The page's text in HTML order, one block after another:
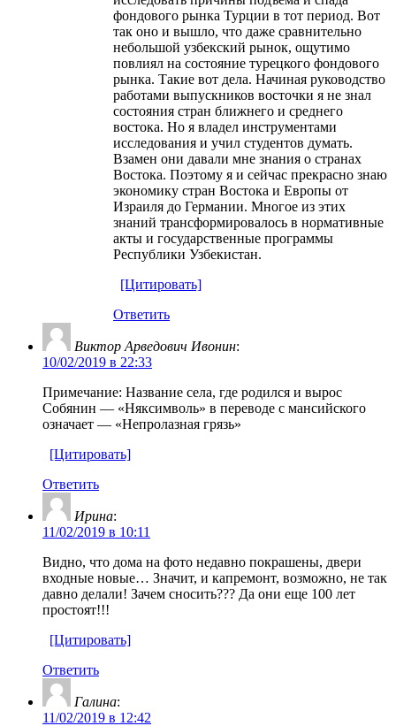
фондового рынка Турции в тот период. Вот
так оно и вышло, что даже сравнительно
небольшой узбекский рынок, ощутимо
повлиял на состояние турецкого фондового
рынка. Такие вот дела. Начиная руководство
работами выпускников восточки я не знал
состояния стран ближнего и среднего
востока. Но я владел инструментами
исследования и учил студентов думать.
Взамен они давали мне знания о странах
Востока. Поэтому я и сейчас прекрасно знаю
экономику стран Востока и Европы от
Израиля до Германии. Многое из этих
знаний трансформировалось в нормативные
акты и государственные программы
Республики Узбекистан.
[Цитировать]
Ответить
Виктор Арведович Ивонин:
10/02/2019 в 22:33
Примечание: Название села, где родился и вырос
Собянин — «Няксимволь» в переводе с мансийского
означает — «Непролазная грязь»
[Цитировать]
Ответить
Ирина:
11/02/2019 в 10:11
Видно, что дома на фото недавно покрашены, двери
входные новые… Значит, и капремонт, возможно, не так
давно делали! Зачем сносить??? Да они еще 100 лет
простоят!!!
[Цитировать]
Ответить
Галина:
11/02/2019 в 12:42